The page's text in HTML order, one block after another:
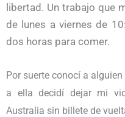
libertad. Un trabajo que
de lunes a viernes de
dos horas para comer.
Por suerte conocí a
a ella decidí dejar mi
Australia sin billete de